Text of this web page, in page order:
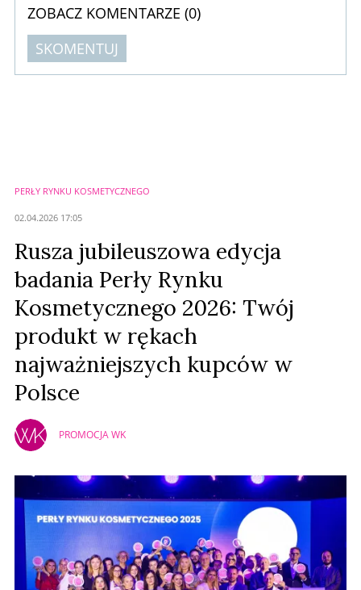
ZOBACZ KOMENTARZE (0)
SKOMENTUJ
PERŁY RYNKU KOSMETYCZNEGO
02.04.2026 17:05
Rusza jubileuszowa edycja
badania Perły Rynku
Kosmetycznego 2026: Twój
produkt w rękach
najważniejszych kupców w
Polsce
PROMOCJA WK